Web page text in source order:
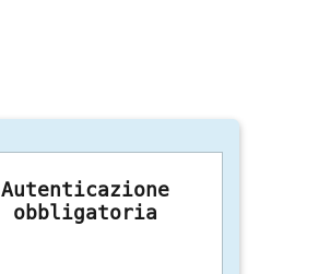
Autenticazione
obbligatoria